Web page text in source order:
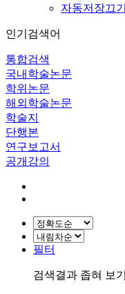
자동저장끄기
인기검색어
통합검색
국내학술논문
학위논문
해외학술논문
학술지
단행본
연구보고서
공개강의
필터
검색결과 좁혀 보기